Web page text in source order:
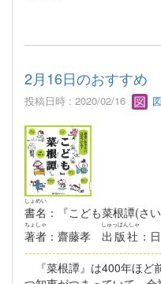
2月16日のおすすめ
投稿日時 : 2020/02/16
書名
しょめい
：『こども菜根譚(さ
著者
ちょしゃ
：齋藤孝 出版社
しゅっぱんしゃ
：
『菜根譚』は400年ほど